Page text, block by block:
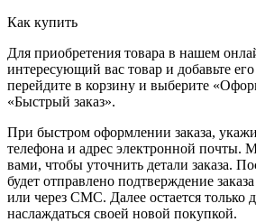
Как купить
Для приобретения товара в нашем
интересующий вас товар и добавьте
перейдите в корзину и выберите
«Быстрый заказ».
При быстром оформлении заказа,
телефона и адрес электронной почты.
вами, чтобы уточнить детали заказа.
будет отправлено подтверждение
или через СМС. Далее остается только
наслаждаться своей новой покупкой.